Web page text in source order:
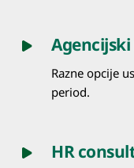
Razne opcije
period.
HR